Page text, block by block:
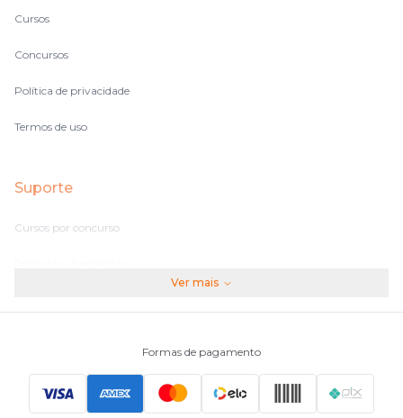
Cursos
Concursos
Política de privacidade
Termos de uso
Suporte
Cursos por concurso
Principais Concursos
Ver mais
Formas de pagamento